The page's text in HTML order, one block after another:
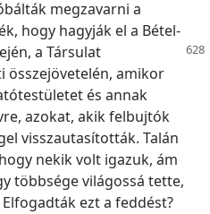
megzavarni a
hogy hagyják el a Bétel-
a Társulat
összejövetelén, amikor
és annak
azokat, akik felbujtók
visszautasították. Talán
nekik volt igazuk, ám
többsége világossá tette,
ezt a feddést?